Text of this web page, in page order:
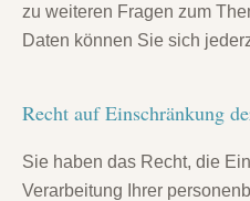
zu weiteren Fragen zum
Daten können Sie sich
Recht auf Einschränkung
Sie haben das Recht, die
Verarbeitung Ihrer